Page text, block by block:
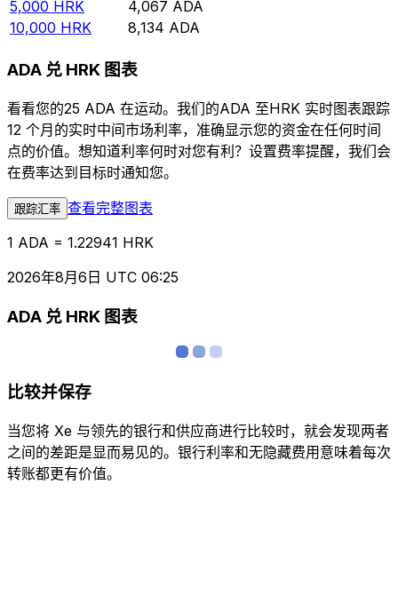
5,000 HRK 4,067 ADA
10,000 HRK 8,134 ADA
ADA 兑 HRK 图表
看看您的25 ADA 在运动。我们的ADA 至HRK 实时图表跟踪
12 个月的实时中间市场利率，准确显示您的资金在任何时间
点的价值。想知道利率何时对您有利？设置费率提醒，我们会
在费率达到目标时通知您。
跟踪汇率 查看完整图表
1 ADA = 1.22941 HRK
2026年8月6日 UTC 06:25
ADA 兑 HRK 图表
比较并保存
当您将 Xe 与领先的银行和供应商进行比较时，就会发现两者
之间的差距是显而易见的。银行利率和无隐藏费用意味着每次
转账都更有价值。